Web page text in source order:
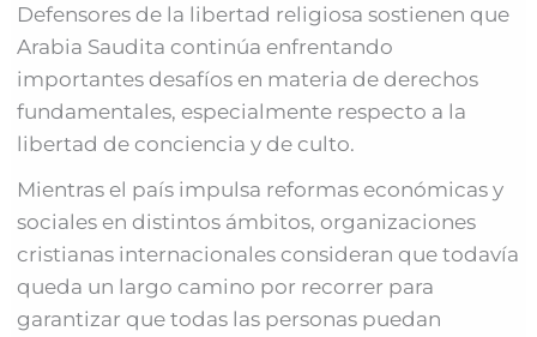
Defensores de la libertad religiosa sostienen que
Arabia Saudita continúa enfrentando
importantes desafíos en materia de derechos
fundamentales, especialmente respecto a la
libertad de conciencia y de culto.
Mientras el país impulsa reformas económicas y
sociales en distintos ámbitos, organizaciones
cristianas internacionales consideran que todavía
queda un largo camino por recorrer para
garantizar que todas las personas puedan